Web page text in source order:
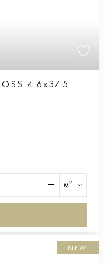
4.6x37.5
м²
NEW